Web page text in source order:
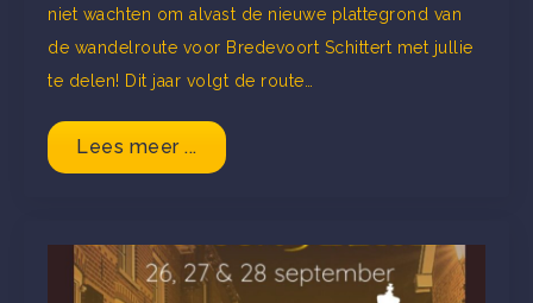
niet wachten om alvast de nieuwe plattegrond van
de wandelroute voor Bredevoort Schittert met jullie
te delen! Dit jaar volgt de route…
Lees meer ...